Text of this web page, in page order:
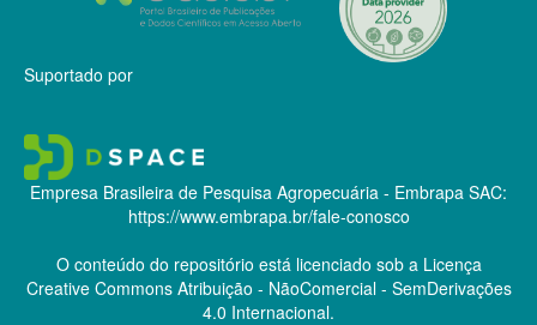
Suportado por
Empresa Brasileira de Pesquisa Agropecuária - Embrapa SAC:
https://www.embrapa.br/fale-conosco
O conteúdo do repositório está licenciado sob a Licença
Creative CommonsAtribuição - NãoComercial - SemDerivações
4.0 Internacional.